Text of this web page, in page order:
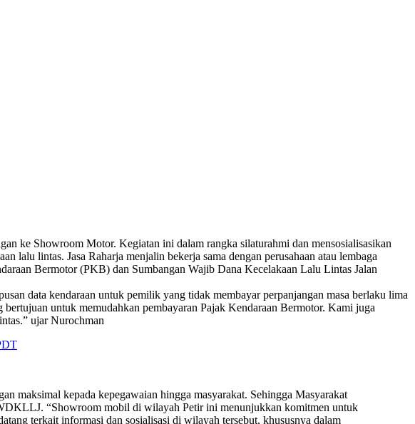
ke Showroom Motor. Kegiatan ini dalam rangka silaturahmi dan mensosialisasikan
lalu lintas. Jasa Raharja menjalin bekerja sama dengan perusahaan atau lembaga
Bermotor (PKB) dan Sumbangan Wajib Dana Kecelakaan Lalu Lintas Jalan
data kendaraan untuk pemilik yang tidak membayar perpanjangan masa berlaku lima
untuk memudahkan pembayaran Pajak Kendaraan Bermotor. Kami juga
ujar Nurochman
maksimal kepada kepegawaian hingga masyarakat. Sehingga Masyarakat
“Showroom mobil di wilayah Petir ini menunjukkan komitmen untuk
terkait informasi dan sosialisasi di wilayah tersebut, khususnya dalam